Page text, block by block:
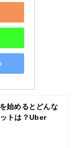
始めるとどんな
トは？Uber